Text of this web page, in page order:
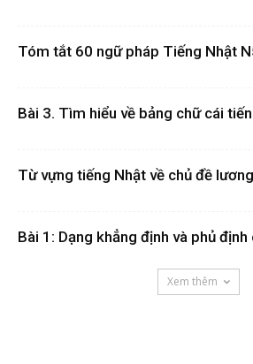
Tóm tắt 60 ngữ pháp Tiếng Nhật
Bài 3. Tìm hiểu về bảng chữ cái
Từ vựng tiếng Nhật về chủ đề
Bài 1: Dạng khẳng định và phủ
Xem thêm